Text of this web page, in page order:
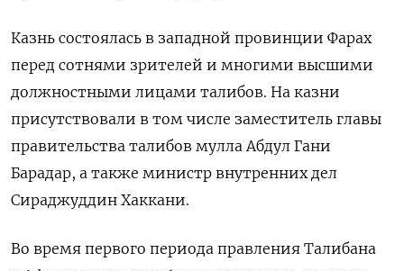
Казнь состоялась в западной провинции Фарах
перед сотнями зрителей и многими высшими
должностными лицами талибов. На казни
присутствовали в том числе заместитель главы
правительства талибов мулла Абдул Гани
Барадар, а также министр внутренних дел
Сираджуддин Хаккани.
Во время первого периода правления Талибана